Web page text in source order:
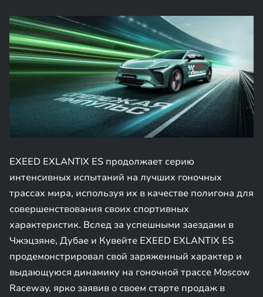
EXEED EXLANTIX ES продолжает серию
интенсивных испытаний на лучших гоночных
трассах мира, используя их в качестве полигона для
совершенствования своих спортивных
характеристик. Вслед за успешными заездами в
Чжэцзяне, Дубае и Кувейте EXEED EXLANTIX ES
продемонстрировал свой заряженный характер и
выдающуюся динамику на гоночной трассе Moscow
Raceway, ярко заявив о своем старте продаж в